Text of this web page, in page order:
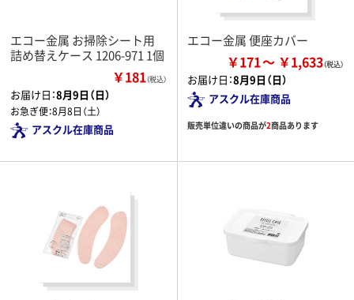
エコー金属 お掃除シート用
詰め替えケース 1206-971 1個
￥181（税込）
お届け日：8月9日（日）
お急ぎ便：8月8日（土）
アスクル在庫商品
エコー金属 便座カバー
￥171 ￥1,633
お届け日：8月9日（日）
アスクル在庫商品
販売単位違いの商品が2商品あります